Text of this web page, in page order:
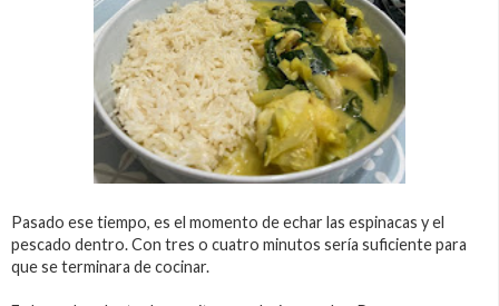
Pasado ese tiempo, es el momento de echar las espinacas y el
pescado dentro. Con tres o cuatro minutos sería suficiente para
que se terminara de cocinar.